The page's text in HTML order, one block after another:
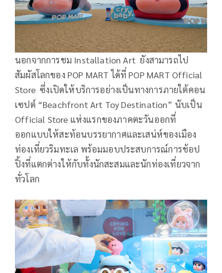
นอกจากการชม Installation Art ยังสามารถไป
สัมผัสโลกของ POP MART ได้ที่ POP MART Official
Store ซึ่งเปิดให้บริการอย่างเป็นทางการภายใต้คอน
เซปต์ “Beachfront Art Toy Destination” นับเป็น
Official Store แห่งแรกของภาคตะวันออกที่
ออกแบบให้สะท้อนบรรยากาศและเสน่ห์ของเมือง
ท่องเที่ยวริมทะเล พร้อมมอบประสบการณ์การช้อป
ปิ้งที่แตกต่างให้กับทั้งนักสะสมและนักท่องเที่ยวจาก
ทั่วโลก